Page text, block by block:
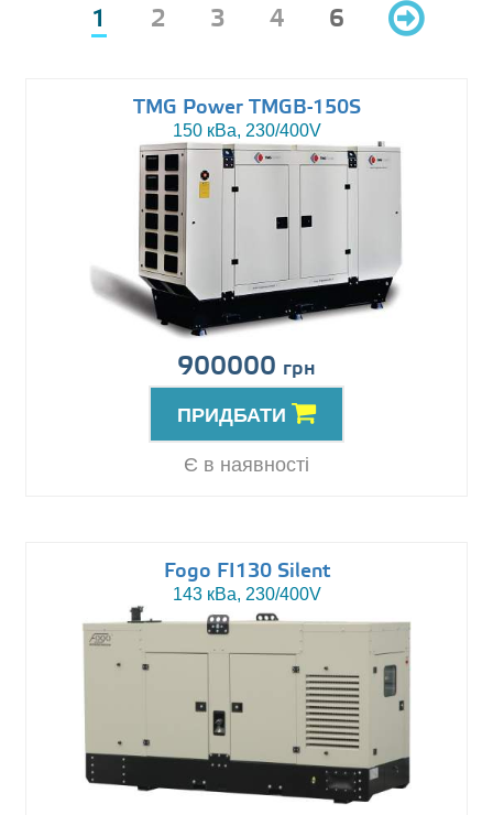
1 2 3 4 6
TMG Power TMGB-150S
150 кВа, 230/400V
900000 грн
ПРИДБАТИ
Є в наявності
Fogo FI130 Silent
143 кВа, 230/400V